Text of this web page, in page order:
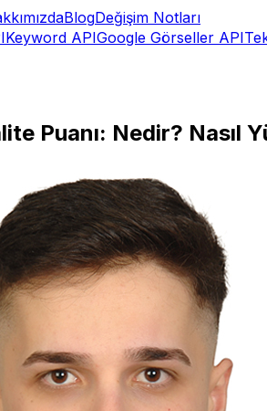
BlogDeğişim Notları
Keyword APIGoogle Görseller API
Puanı: Nedir? Nasıl